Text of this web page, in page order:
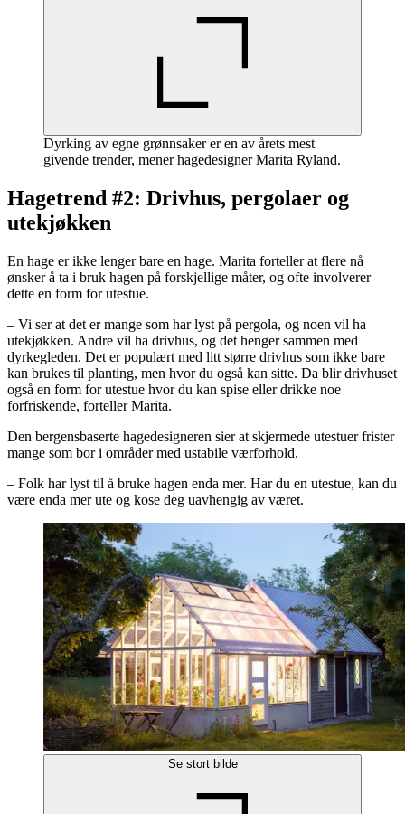
Dyrking av egne grønnsaker er en av årets mest
givende trender, mener hagedesigner Marita Ryland.
Hagetrend #2: Drivhus, pergolaer og
utekjøkken
En hage er ikke lenger bare en hage. Marita forteller at flere nå
ønsker å ta i bruk hagen på forskjellige måter, og ofte involverer
dette en form for utestue.
– Vi ser at det er mange som har lyst på pergola, og noen vil ha
utekjøkken. Andre vil ha drivhus, og det henger sammen med
dyrkegleden. Det er populært med litt større drivhus som ikke bare
kan brukes til planting, men hvor du også kan sitte. Da blir drivhuset
også en form for utestue hvor du kan spise eller drikke noe
forfriskende, forteller Marita.
Den bergensbaserte hagedesigneren sier at skjermede utestuer frister
mange som bor i områder med ustabile værforhold.
– Folk har lyst til å bruke hagen enda mer. Har du en utestue, kan du
være enda mer ute og kose deg uavhengig av været.
Se stort bilde